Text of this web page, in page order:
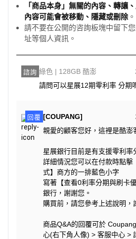
「商品本身」無關的內容、轉讓
內容可能會被移動、隱藏或刪除。
請不要在公開的咨詢板塊中留下
址等個人資訊。
諮詢 綠色 | 128GB 酷澎
請問可以星展12期零利率 分期
回覆 [COUPANG]
親愛的顧客您好，這裡是酷澎
星展銀行目前是有支援零利率
詳細情況您可以在付款時點擊
式】商方的一排藍色小字
寫著【查看0利率分期與刷卡
銀行，謝謝您。
購買前，請您參考上述說明，
商品Q&A的回覆可於
心(右下角人像) > 客服中心 >